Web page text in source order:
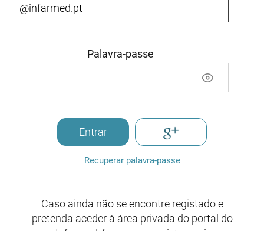
Palavra-passe
Entrar
Recuperar palavra-passe
Caso ainda não se encontre registado e
pretenda aceder à área privada do portal do